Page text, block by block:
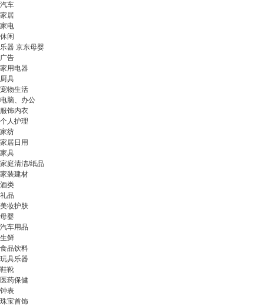
汽车
家居
家电
休闲
乐器 京东母婴
广告
家用电器
厨具
宠物生活
电脑、办公
服饰内衣
个人护理
家纺
家居日用
家具
家庭清洁/纸品
家装建材
酒类
礼品
美妆护肤
母婴
汽车用品
生鲜
食品饮料
玩具乐器
鞋靴
医药保健
钟表
珠宝首饰